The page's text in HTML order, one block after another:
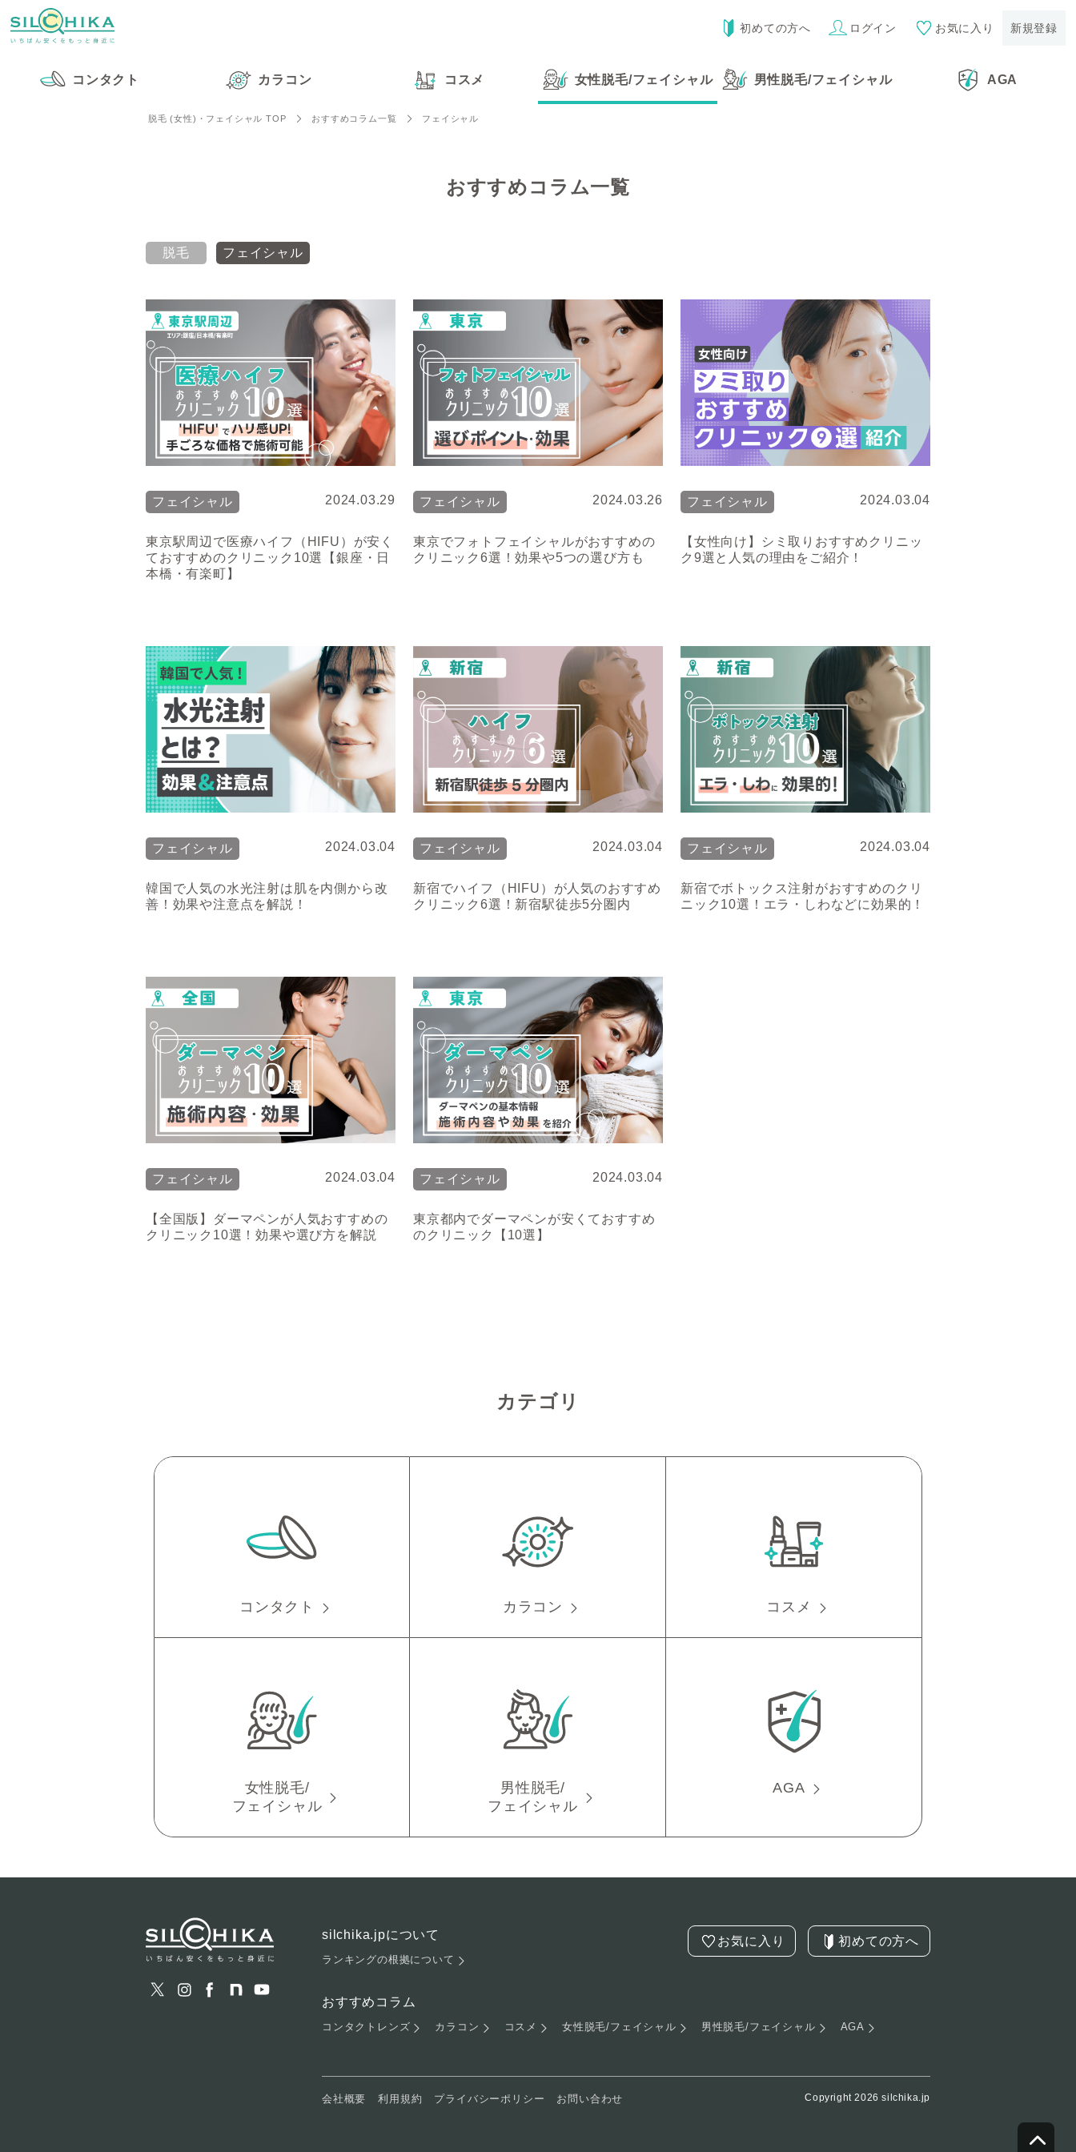
初めての方へ ログイン お気に入り 新規登録
コンタクト カラコン コスメ 女性脱毛/フェイシャル 男性脱毛/フェイシャル AGA
脱毛 (女性)・フェイシャル TOP おすすめコラム一覧 フェイシャル
おすすめコラム一覧
脱毛 フェイシャル
フェイシャル 2024.03.29
東京駅周辺で医療ハイフ（HIFU）が安く
ておすすめのクリニック10選【銀座・日
本橋・有楽町】
フェイシャル 2024.03.26
東京でフォトフェイシャルがおすすめの
クリニック6選！効果や5つの選び方も
フェイシャル 2024.03.04
【女性向け】シミ取りおすすめクリニッ
ク9選と人気の理由をご紹介！
フェイシャル 2024.03.04
韓国で人気の水光注射は肌を内側から改
善！効果や注意点を解説！
フェイシャル 2024.03.04
新宿でハイフ（HIFU）が人気のおすすめ
クリニック6選！新宿駅徒歩5分圏内
フェイシャル 2024.03.04
新宿でボトックス注射がおすすめのクリ
ニック10選！エラ・しわなどに効果的！
フェイシャル 2024.03.04
【全国版】ダーマペンが人気おすすめの
クリニック10選！効果や選び方を解説
フェイシャル 2024.03.04
東京都内でダーマペンが安くておすすめ
のクリニック【10選】
カテゴリ
コンタクト カラコン コスメ
女性脱毛/
フェイシャル
男性脱毛/
フェイシャル
AGA
お気に入り 初めての方へ
silchika.jpについて
ランキングの根拠について
おすすめコラム
コンタクトレンズ カラコン コスメ 女性脱毛/フェイシャル 男性脱毛/フェイシャル AGA
会社概要 利用規約 プライバシーポリシー お問い合わせ Copyright 2026 silchika.jp